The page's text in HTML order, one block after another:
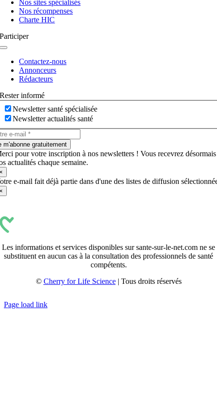
Nos sites spécialisés
Nos récompenses
Charte HIC
Participer
Navigation
basculeContactez-nous
Annonceurs
Rédacteurs
Rester informé
Newsletter santé spécialisée
Newsletter actualités santé
m'abonne gratuitement
pour votre inscription à nos newsletters ! Vous recevrez désormais
actualités chaque semaine.
e-mail fait déjà partie dans d'une des listes de diffusion
Les informations et services disponibles sur sante-sur-le-net.com ne se
substituent en aucun cas à la consultation des professionnels de santé
compétents.
© Cherry for Life Science| Tous droits réservés
Page load link